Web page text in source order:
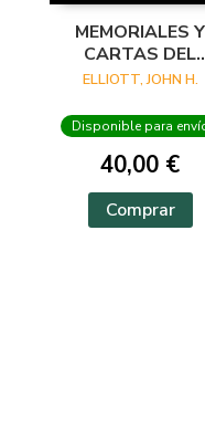
MEMORIALES Y
CARTAS DEL
CONDE-DUQUE
ELLIOTT, JOHN H.
Disponible para
40,00 €
Comprar